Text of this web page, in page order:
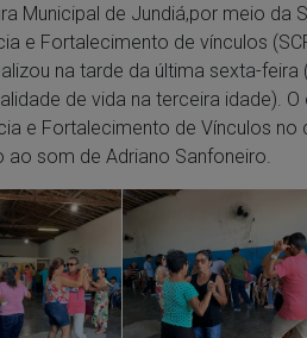
Municipal de Jundiá,por meio da
e Fortalecimento de vínculos
na tarde da última sexta-
de vida na terceira idade).
e Fortalecimento de Vínculos
ao som de Adriano Sanfoneiro.